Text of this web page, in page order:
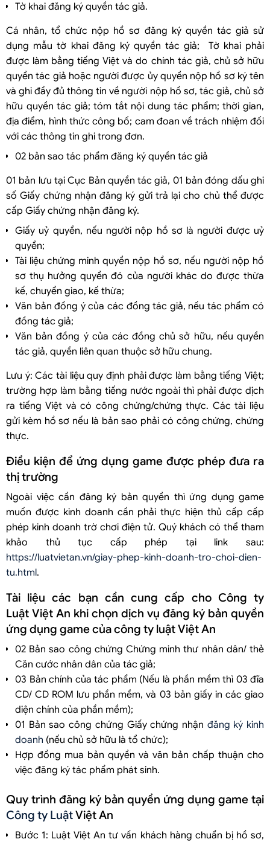
Tờ khai đăng ký quyền tác giả.
Cá nhân, tổ chức nộp hồ sơ đăng ký quyền tác giả sử
dụng mẫu tờ khai đăng ký quyền tác giả; Tờ khai phải
được làm bằng tiếng Việt và do chính tác giả, chủ sở hữu
quyền tác giả hoặc người được ủy quyền nộp hồ sơ ký tên
và ghi đầy đủ thông tin về người nộp hồ sơ, tác giả, chủ sở
hữu quyền tác giả; tóm tắt nội dung tác phẩm; thời gian,
địa điểm, hình thức công bố; cam đoan về trách nhiệm đối
với các thông tin ghi trong đơn.
02 bản sao tác phẩm đăng ký quyền tác giả
01 bản lưu tại Cục Bản quyền tác giả, 01 bản đóng dấu ghi
số Giấy chứng nhận đăng ký gửi trả lại cho chủ thể được
cấp Giấy chứng nhận đăng ký.
Giấy uỷ quyền, nếu người nộp hồ sơ là người được uỷ
quyền;
Tài liệu chứng minh quyền nộp hồ sơ, nếu người nộp hồ
sơ thụ hưởng quyền đó của người khác do được thừa
kế, chuyển giao, kế thừa;
Văn bản đồng ý của các đồng tác giả, nếu tác phẩm có
đồng tác giả;
Văn bản đồng ý của các đồng chủ sở hữu, nếu quyền
tác giả, quyền liên quan thuộc sở hữu chung.
Lưu ý: Các tài liệu quy định phải được làm bằng tiếng Việt;
trường hợp làm bằng tiếng nước ngoài thì phải được dịch
ra tiếng Việt và có công chứng/chứng thực. Các tài liệu
gửi kèm hồ sơ nếu là bản sao phải có công chứng, chứng
thực.
Điều kiện để ứng dụng game được phép đưa ra
thị trường
Ngoài việc cần đăng ký bản quyền thì ứng dụng game
muốn được kinh doanh cần phải thực hiện thủ cấp cấp
phép kinh doanh trờ chơi điện tử. Quý khách có thể tham
khảo thủ tục cấp phép tại link sau:
https://luatvietan.vn/giay-phep-kinh-doanh-tro-choi-dien-
tu.html.
Tài liệu các bạn cần cung cấp cho Công ty
Luật Việt An khi chọn dịch vụ đăng ký bản quyền
ứng dụng game của công ty luật Việt An
02 Bản sao công chứng Chứng minh thư nhân dân/ thẻ
Căn cước nhân dân của tác giả;
03 Bản chính của tác phẩm (Nếu là phần mềm thì 03 đĩa
CD/ CD ROM lưu phần mềm, và 03 bản giấy in các giao
diện chính của phần mềm);
01 Bản sao công chứng Giấy chứng nhận đăng ký kinh
doanh (nếu chủ sở hữu là tổ chức);
Hợp đồng mua bản quyền và văn bản chấp thuận cho
việc đăng ký tác phẩm phát sinh.
Quy trình đăng ký bản quyền ứng dụng game tại
Công ty LuậtViệt An
Bước 1: Luật Việt An tư vấn khách hàng chuẩn bị hồ sơ,